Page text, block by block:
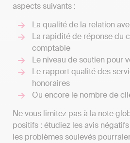
aspects suivants :
La qualité de la relation
La rapidité de réponse du
comptable
Le niveau de soutien pour
Le rapport qualité des
honoraires
Ou encore le nombre de
Ne vous limitez pas à la note
positifs : étudiez les avis
les problèmes soulevés